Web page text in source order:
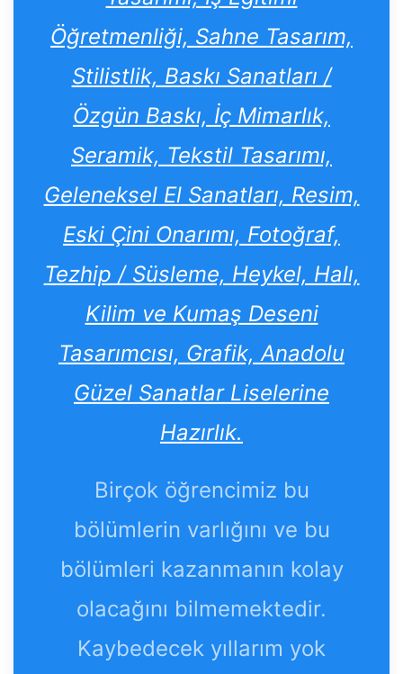
Öğretmenliği, Sahne Tasarım,
Stilistlik, Baskı Sanatları /
Özgün Baskı, İç Mimarlık,
Seramik, Tekstil Tasarımı,
Geleneksel El Sanatları, Resim,
Eski Çini Onarımı, Fotoğraf,
Tezhip / Süsleme, Heykel, Halı,
Kilim ve Kumaş Deseni
Tasarımcısı, Grafik, Anadolu
Güzel Sanatlar Liselerine
Hazırlık.
Birçok öğrencimiz bu
bölümlerin varlığını ve bu
bölümleri kazanmanın kolay
olacağını bilmemektedir.
Kaybedecek yıllarım yok